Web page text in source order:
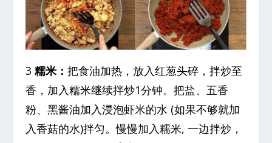
3糯米：把食油加热，放入红葱头碎，拌炒至
香，加入糯米继续拌炒1分钟。把盐、五香
粉、黑酱油加入浸泡虾米的水 (如果不够就加
入香菇的水)拌匀。慢慢加入糯米, 一边拌炒，